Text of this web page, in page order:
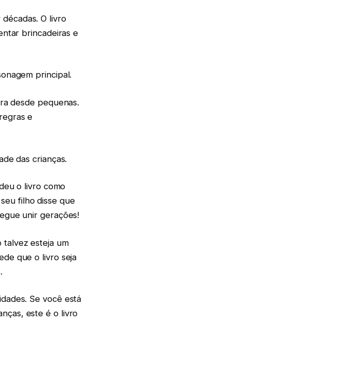
O livro
brincadeiras e
principal.
desde pequenas.
e
das crianças.
o livro como
filho disse que
unir gerações!
talvez esteja um
que o livro seja
Se você está
este é o livro